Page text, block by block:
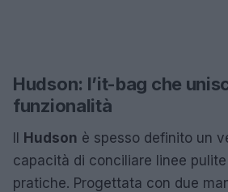
Hudson: l’it-bag che
funzionalità
Hudson è spesso definito un
capacità di conciliare linee
pratiche. Progettata con due